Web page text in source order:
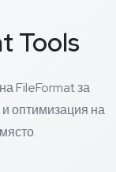
Tools
FileFormat за
оптимизация на